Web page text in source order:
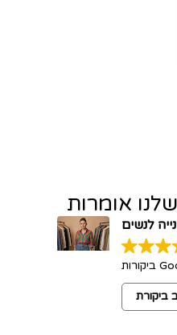
אומרות
לנשים
ביקורת